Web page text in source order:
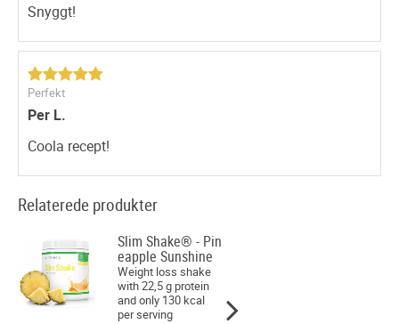
Vad sägs t.ex om Protein Chocolate Brownies eller kanske
en Pineapple Sunshine Smoothie?
Som sagt, det är ganska kul att bredda vyerna på vad
som är nyttigt och vad som är mindre onyttigt! Prova och
tyck till själv :)
Snyggt!
Perfekt
Per L.
Coola recept!
Relaterede produkter
Slim Shake® - Pin
eapple Sunshine
Weight loss shake
with 22,5 g protein
and only 130 kcal
per serving